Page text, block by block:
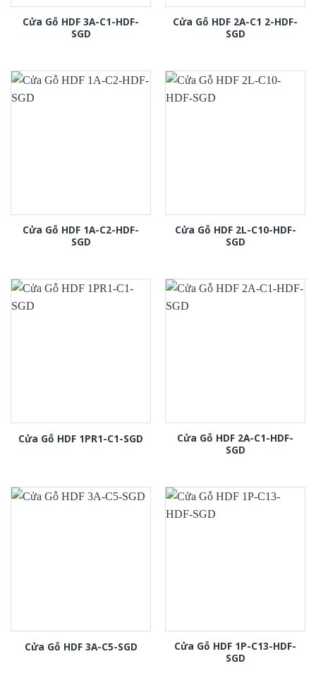
Cửa Gỗ HDF 3A-C1-HDF-
SGD
Cửa Gỗ HDF 2A-C1 2-HDF-
SGD
Cửa Gỗ HDF 1A-C2-HDF-
SGD
Cửa Gỗ HDF 2L-C10-HDF-
SGD
Cửa Gỗ HDF 1PR1-C1-SGD
Cửa Gỗ HDF 2A-C1-HDF-
SGD
Cửa Gỗ HDF 3A-C5-SGD
Cửa Gỗ HDF 1P-C13-HDF-
SGD